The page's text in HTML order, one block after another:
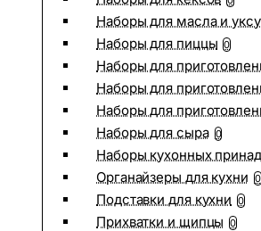
Наборы для масла и
Наборы для пиццы 0
Наборы для
Наборы для
Наборы для
Наборы для сыра 0
Наборы кухонных
Органайзеры для кухни 0
Подставки для кухни 0
Прихватки и щипцы 0